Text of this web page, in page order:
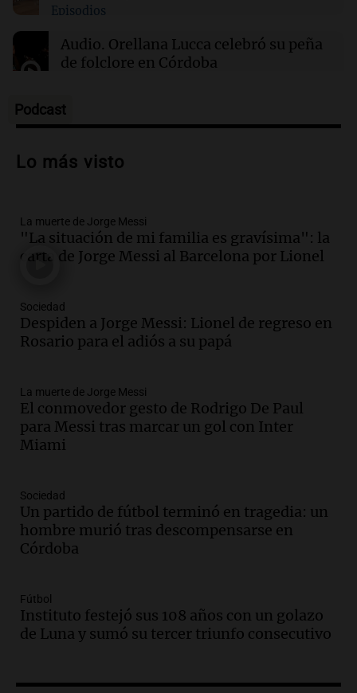
Episodios
Audio. Orellana Lucca celebró su peña
de folclore en Córdoba
Audio.Trágico accidente en Mendoza:
vehículos desde un puente
Audio.Tragedia en Mendoza: un muerto
y cinco heridos tras caer dos autos desde
un puente
Audio.Messi llegará esta noche a
Rosario para acompañar a su familia
Episodios
Audio.Ley de Propiedad Privada: el revés
en el Congreso expuso una debilidad
comunicacional del Gobierno
Episodios
Audio.Casabindo se prepara para una
celebración única: 30.000 turistas y el
tradicional Toreo de la Vincha
Audio.Borges, abogada de Pourrain:
"Tres hombres se lo llevaron para
hacerle preguntas y nunca regresó"
Episodios
Podcast
Lo más visto
La muerte de Jorge Messi
"La situación de mi familia es gravísima": la
carta de Jorge Messi al Barcelona por Lionel
Sociedad
Despiden a Jorge Messi: Lionel de regreso en
Rosario para el adiós a su papá
La muerte de Jorge Messi
El conmovedor gesto de Rodrigo De Paul
para Messi tras marcar un gol con Inter
Miami
Sociedad
Un partido de fútbol terminó en tragedia: un
hombre murió tras descompensarse en
Córdoba
Fútbol
Instituto festejó sus 108 años con un golazo
de Luna y sumó su tercer triunfo consecutivo